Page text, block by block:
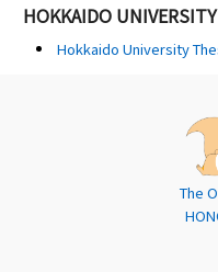
HOKKAIDO
Hokkaido University
The